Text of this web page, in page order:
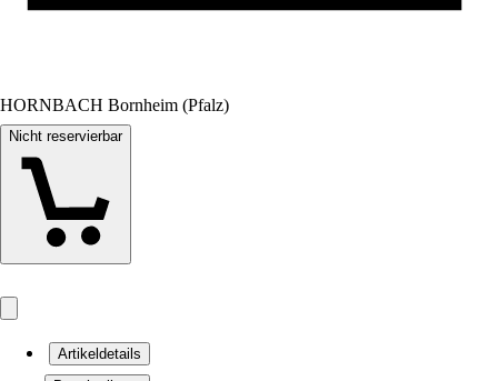
HORNBACH Bornheim (Pfalz)
Nicht reservierbar
Artikeldetails